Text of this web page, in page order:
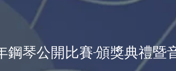
琴公開比賽-頒獎典禮暨